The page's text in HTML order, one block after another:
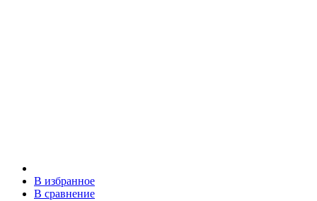
В избранное
В сравнение